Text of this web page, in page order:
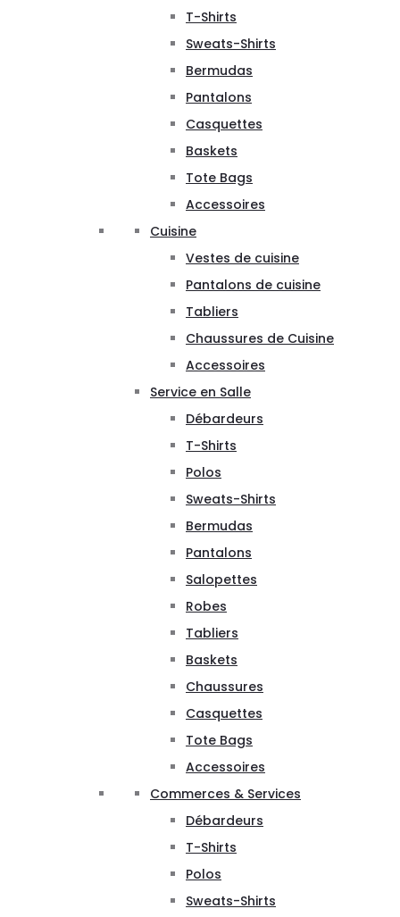
T-Shirts
Sweats-Shirts
Bermudas
Pantalons
Casquettes
Baskets
Tote Bags
Accessoires
Cuisine
Vestes de cuisine
Pantalons de cuisine
Tabliers
Chaussures de Cuisine
Accessoires
Service en Salle
Débardeurs
T-Shirts
Polos
Sweats-Shirts
Bermudas
Pantalons
Salopettes
Robes
Tabliers
Baskets
Chaussures
Casquettes
Tote Bags
Accessoires
Commerces & Services
Débardeurs
T-Shirts
Polos
Sweats-Shirts